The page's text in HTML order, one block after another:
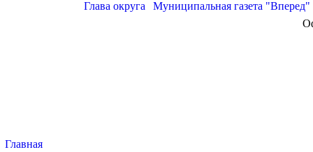
Глава округа Муниципальная газета "Вперед"
Главная